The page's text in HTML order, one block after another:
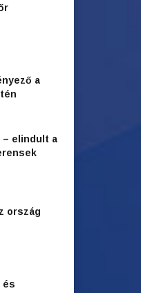
a
– elindult a
ország
és